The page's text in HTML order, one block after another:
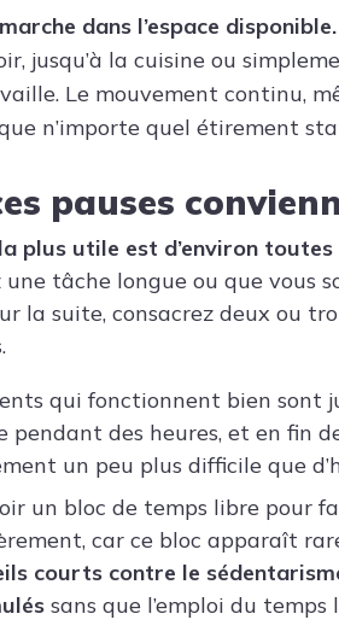
dans l’espace disponible.
jusqu’à la cuisine ou
Le mouvement continu,
n’importe quel étirement
pauses
plus utile est d’environ
tâche longue ou que vous
la suite, consacrez deux ou
qui fonctionnent bien sont
pendant des heures, et en fin
un peu plus difficile que
un bloc de temps libre pour
car ce bloc apparaît
courts contre le
sans que l’emploi du